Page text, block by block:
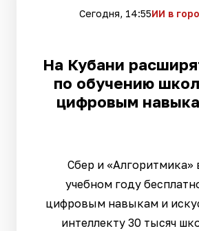
Сегодня, 14:55ИИ в
На Кубани
по обучению
цифровым
Сбер и «Алгоритмика»
учебном году
цифровым навыкам и
интеллекту 30 тысяч